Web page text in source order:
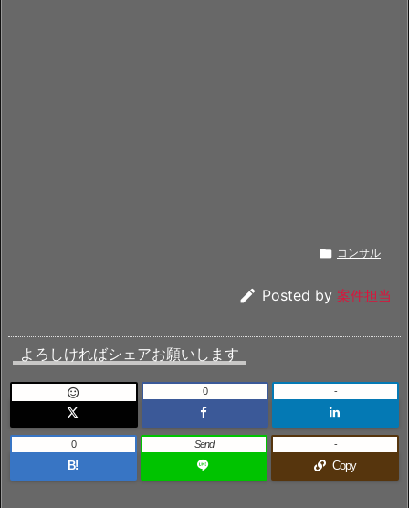
 コンサル
 Posted by 案件担当
よろしければシェアお願いします
 0 -
B!
0 Send
Copy
-